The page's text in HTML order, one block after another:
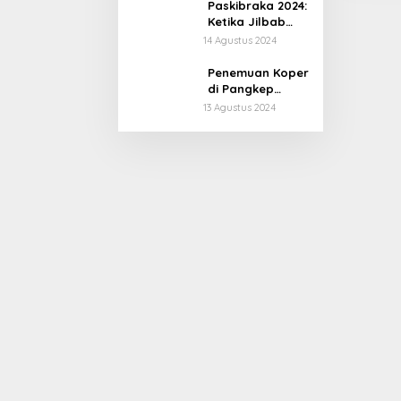
Paskibraka 2024:
Ketika Jilbab
Harus Terlepas,
Terguncang
14 Agustus 2024
Penemuan Koper
di Pangkep
Berujung pada
Intensif: Kasus
13 Agustus 2024